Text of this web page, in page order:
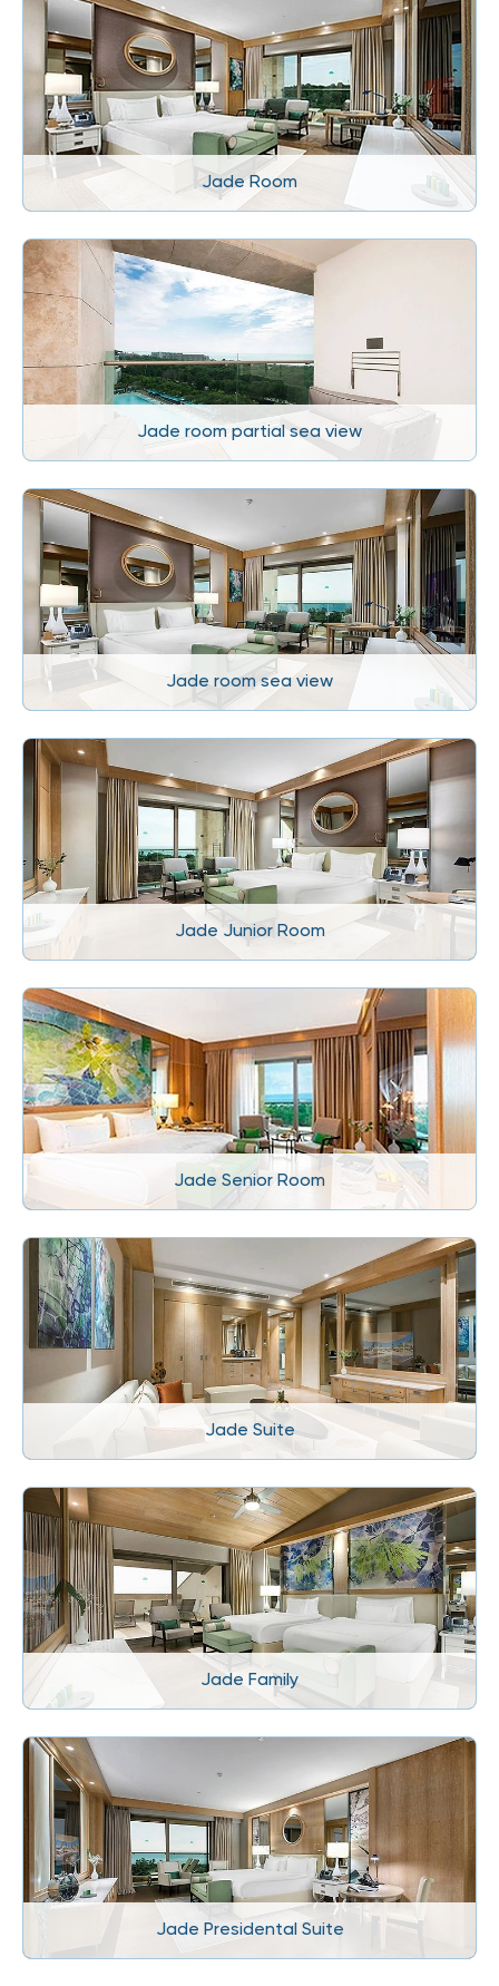
Jade Room
Jade room partial sea view
Jade room sea view
Jade Junior Room
Jade Senior Room
Jade Suite
Jade Family
Jade Presidental Suite